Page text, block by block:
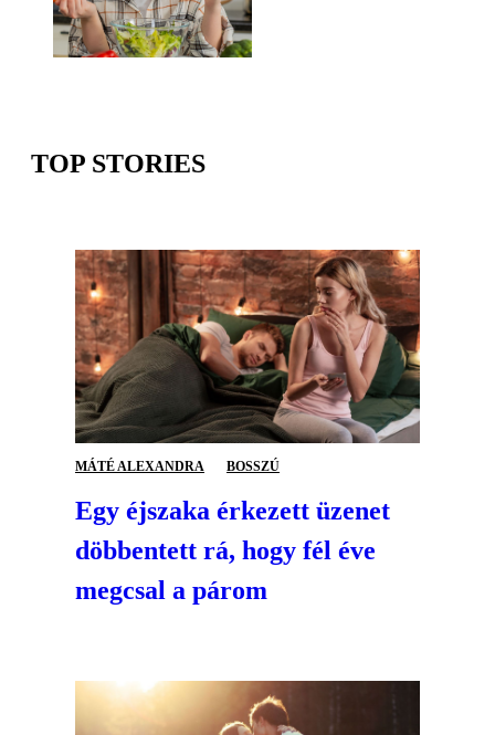
TOP STORIES
MÁTÉ ALEXANDRA BOSSZÚ
Egy éjszaka érkezett üzenet
döbbentett rá, hogy fél éve
megcsal a párom